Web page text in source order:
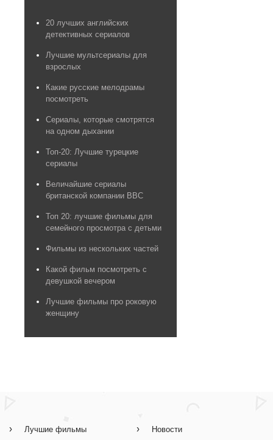
20 лучших английских
детективных сериалов
Лучшие мультсериалы для
взрослых
Какие русские мелодрамы
посмотреть
Сериалы, которые смотрятся
на одном дыхании
Топ-20: Лучшие турецкие
сериалы
Величайшие сериалы
британской компании BBC
Топ 20: лучшие фильмы для
семейного просмотра с детьми
Фильмы из нескольких частей
Какой фильм посмотреть с
девушкой вечером
Лучшие фильмы про роковую
женщину
Лучшие фильмы Новости